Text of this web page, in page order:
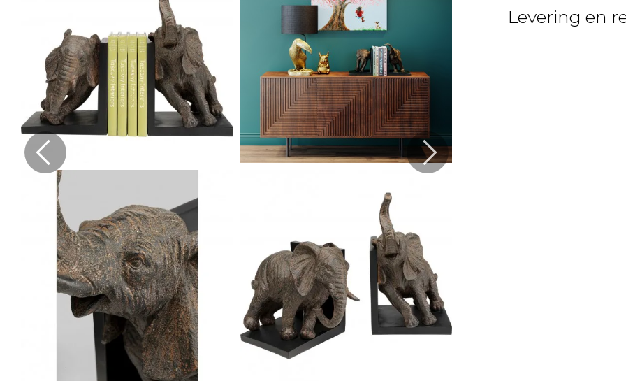
Levering en